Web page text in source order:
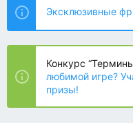
о
р
т
е
ы
н
а
ч
л
а
Эксклюзивные
Конкурс
любимой игре?
призы!